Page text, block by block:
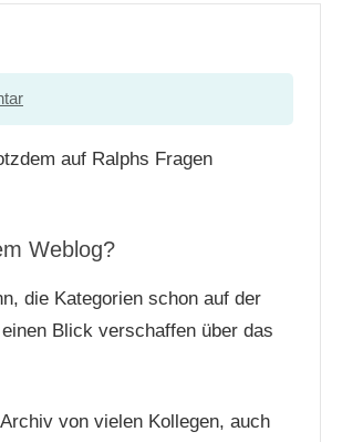
auf Ralphs Fragen
Weblog?
die Kategorien schon auf der
Blick verschaffen über das
von vielen Kollegen, auch